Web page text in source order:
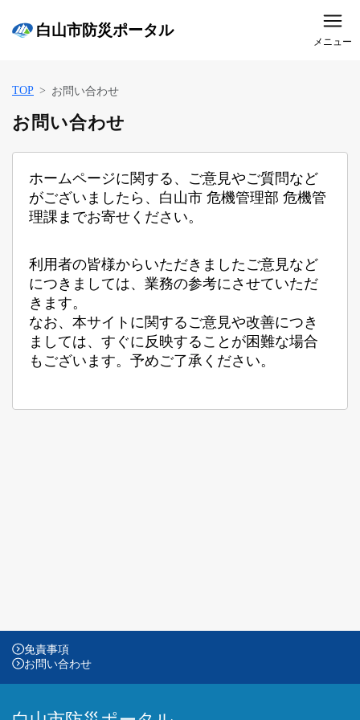
白山市防災ポータル
メニュー
TOP お問い合わせ
お問い合わせ
ホームページに関する、ご意見やご質問など
がございましたら、白山市 危機管理部 危機管
理課までお寄せください。
利用者の皆様からいただきましたご意見など
につきましては、業務の参考にさせていただ
きます。
なお、本サイトに関するご意見や改善につき
ましては、すぐに反映することが困難な場合
もございます。予めご了承ください。
免責事項
お問い合わせ